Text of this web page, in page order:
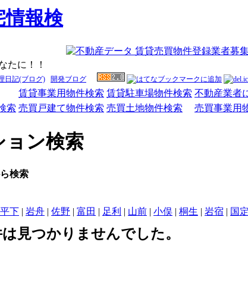
たに！！
日記(ブログ) 開発ブログ
賃貸事業用物件検索 賃貸駐車場物件検索 不動産業者
索 売買戸建て物件検索 売買土地物件検索 売買事業用
ョン検索
検索
下 | 岩舟 | 佐野 | 富田 | 足利 | 山前 | 小俣 | 桐生 | 岩宿 | 国定
見つかりませんでした。